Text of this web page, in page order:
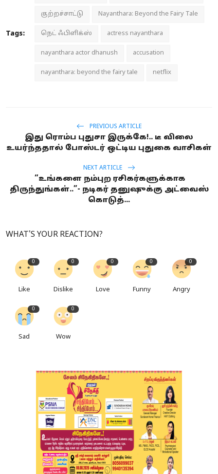
Tags:
குற்றச்சாட்டு Nayanthara: Beyond the Fairy Tale
நெட் ஃபிளிக்ஸ் actress nayanthara
nayanthara actor dhanush accusation
nayanthara: beyond the fairy tale netflix
PREVIOUS ARTICLE
இது ரொம்ப புதுசா இருக்கே!.. டீ விலை
உயர்ந்ததால் போஸ்டர் ஒட்டிய புதுகை வாசிகள்
NEXT ARTICLE
“உங்களை நம்புற ரசிகர்களுக்காக
திருந்துங்கள்..”- நடிகர் தனுஷுக்கு அட்வைஸ்
கொடுத்...
WHAT'S YOUR REACTION?
0
Like
0
Dislike
0
Love
0
Funny
0
Angry
0
Sad
0
Wow